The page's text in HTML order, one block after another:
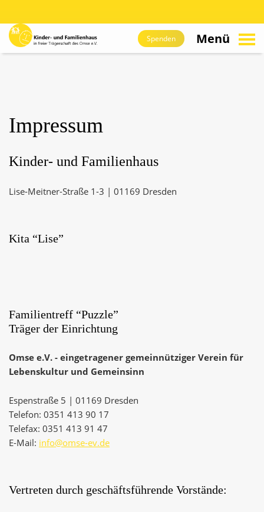
Zum
Hauptinhalt
navigieren Spenden Menü
Impressum
Kinder- und Familienhaus
Lise-Meitner-Straße 1-3 | 01169 Dresden
Kita “Lise”
Familientreff “Puzzle”
Träger der Einrichtung
Omse e.V. - eingetragener gemeinnütziger Verein für
Lebenskultur und Gemeinsinn
Espenstraße 5 | 01169 Dresden
Telefon: 0351 413 90 17
Telefax: 0351 413 91 47
E-Mail: info@omse-ev.de
Vertreten durch geschäftsführende Vorstände: